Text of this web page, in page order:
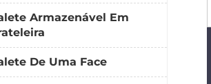
Armazenável Em
De Uma Face